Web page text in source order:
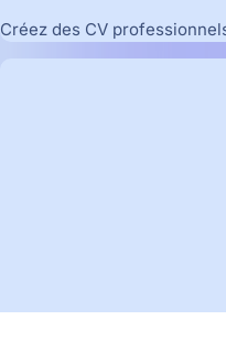
Créez des CV